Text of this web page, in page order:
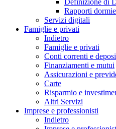
Definizione di
Rapporti
Servizi digitali
Famiglie e privati
Indietro
Famiglie e privati
Conti correnti e
Finanziamenti e mutui
Assicurazioni e
Carte
Risparmio e
Altri Servizi
Imprese e professionisti
Indietro